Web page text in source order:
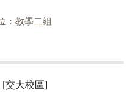
：教學二組
交大校區]